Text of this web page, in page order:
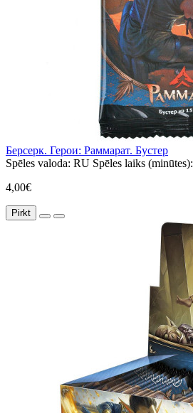
Берсерк. Герои: Раммарат. Бустер
Spēles valoda: RU Spēles laiks (minūtes):
4,00€
Pirkt